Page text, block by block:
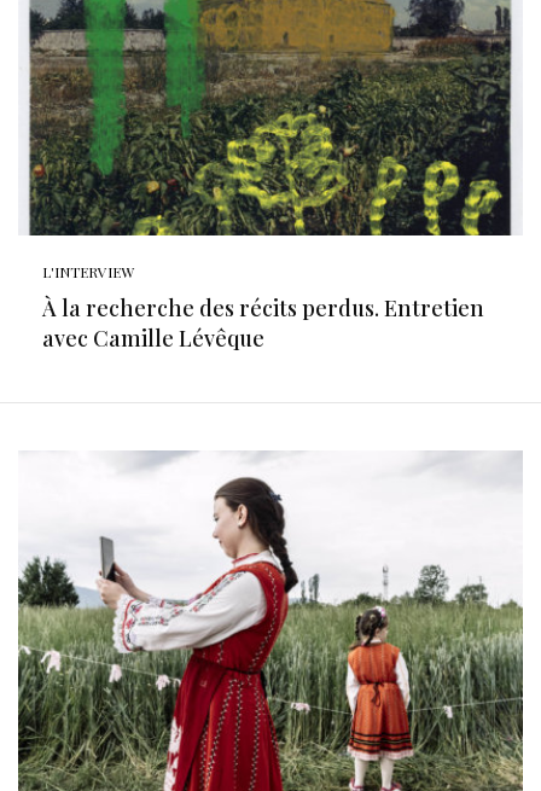
L'INTERVIEW
À la recherche des récits perdus. Entretien
avec Camille Lévêque